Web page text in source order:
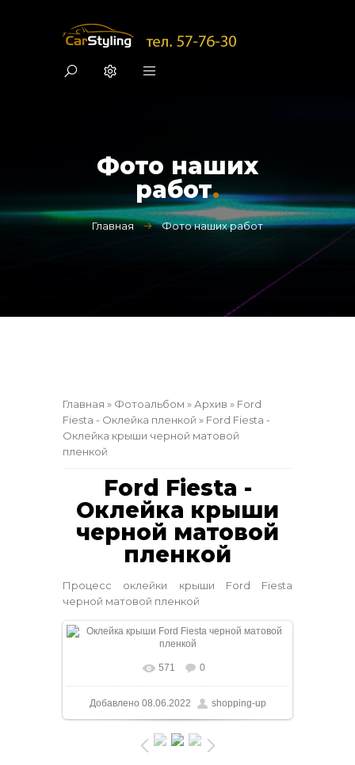
Фото наших
работ.
Главная Фото наших работ
Главная » Фотоальбом » Архив » Ford
Fiesta - Оклейка пленкой » Ford Fiesta -
Оклейка крыши черной матовой
пленкой
Ford Fiesta -
Оклейка крыши
черной матовой
пленкой
Процесс оклейки крыши Ford Fiesta
черной матовой пленкой
В реальном размере 1170x878
571 0
Добавлено 08.06.2022 shopping-up